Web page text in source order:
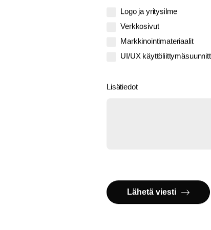
Logo ja yritysilme
Verkkosivut
Markkinointimateriaalit
UI/UX
Lisätiedot
Lähetä viesti